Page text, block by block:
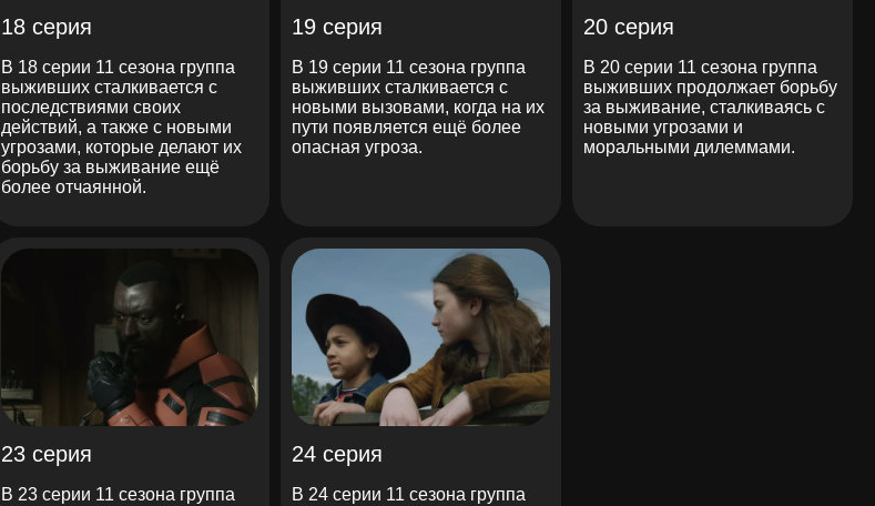
18 серия
В 18 серии 11 сезона группа
выживших сталкивается с
последствиями своих
действий, а также с новыми
угрозами, которые делают их
борьбу за выживание ещё
более отчаянной.
19 серия
В 19 серии 11 сезона группа
выживших сталкивается с
новыми вызовами, когда на их
пути появляется ещё более
опасная угроза.
20 серия
В 20 серии 11 сезона группа
выживших продолжает борьбу
за выживание, сталкиваясь с
новыми угрозами и
моральными дилеммами.
23 серия
В 23 серии 11 сезона группа
24 серия
В 24 серии 11 сезона группа